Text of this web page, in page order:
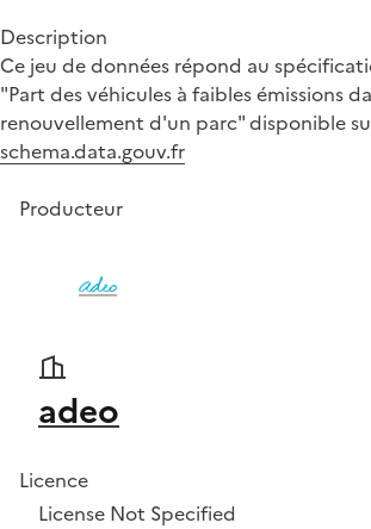
Description
Ce jeu de données répond au
"Part des véhicules à faibles émissions
renouvellement d'un parc" disponible
schema.data.gouv.fr
Producteur
adeo
Licence
License Not Specified